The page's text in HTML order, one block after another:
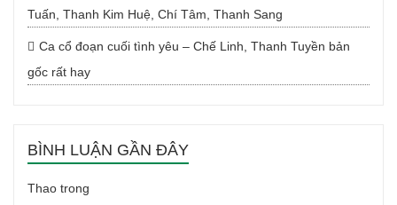
Tuấn, Thanh Kim Huệ, Chí Tâm, Thanh Sang
Ca cổ đoạn cuối tình yêu – Chế Linh, Thanh Tuyền bản
gốc rất hay
BÌNH LUẬN GẦN ĐÂY
Thao trong